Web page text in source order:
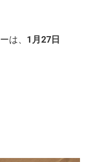
は、 1月27日